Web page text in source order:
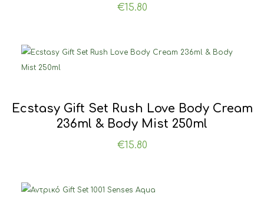
€15.80
Ecstasy Gift Set Rush Love Body Cream
236ml & Body Mist 250ml
€15.80